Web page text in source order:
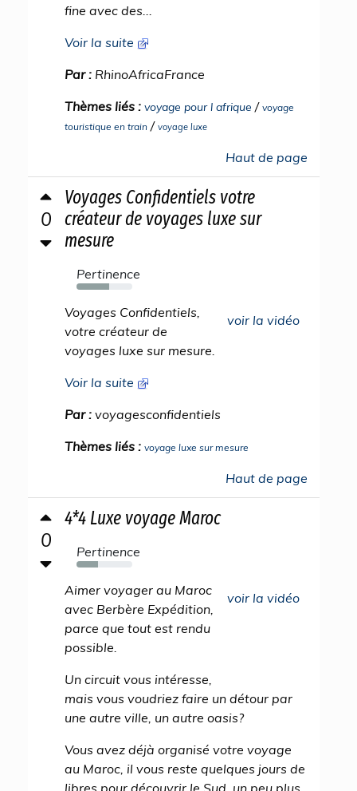
fine avec des...
Voir la suite
Par : RhinoAfricaFrance
Thèmes liés : voyage pour l afrique / voyage
touristique en train / voyage luxe
Haut de page
0
Voyages Confidentiels votre
créateur de voyages luxe sur
mesure
Pertinence
59%
voir la vidéo
Voyages Confidentiels,
votre créateur de
voyages luxe sur mesure.
Voir la suite
Par : voyagesconfidentiels
Thèmes liés : voyage luxe sur mesure
Haut de page
0
4*4 Luxe voyage Maroc
Pertinence
38%
voir la vidéo
Aimer voyager au Maroc
avec Berbère Expédition,
parce que tout est rendu
possible.
Un circuit vous intéresse,
mais vous voudriez faire un détour par
une autre ville, un autre oasis?
Vous avez déjà organisé votre voyage
au Maroc, il vous reste quelques jours de
libres pour découvrir le Sud, un peu plus